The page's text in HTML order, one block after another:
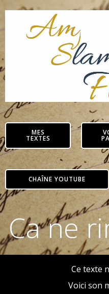
MES
TEXTES
CHAÎNE YOUTUBE
Ca ne
Ce texte
Voici son